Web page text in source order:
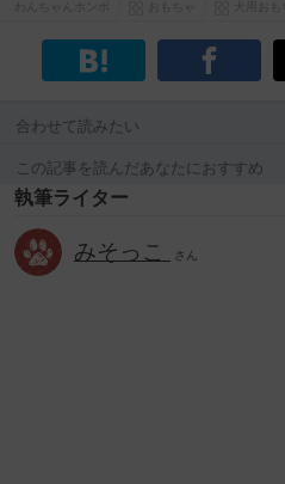
合わせて読みたい
この記事を読んだあなたにおすすめ
執筆ライター
みそっこ さん